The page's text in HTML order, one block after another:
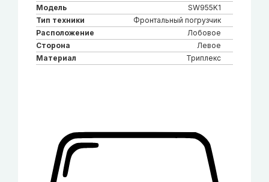
Модель
SW955K1
Тип техники
Фронтальный погрузчик
Расположение
Лобовое
Сторона
Левое
Материал
Триплекс